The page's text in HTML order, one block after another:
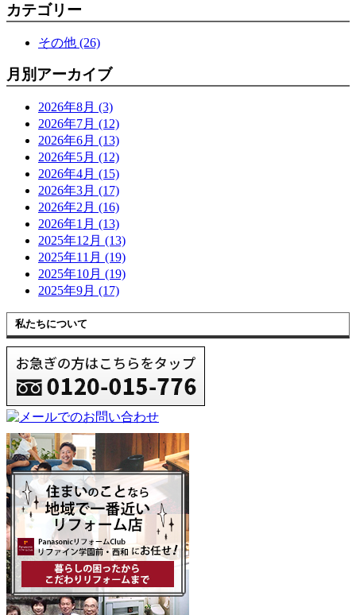
カテゴリー
その他 (26)
月別アーカイブ
2026年8月 (3)
2026年7月 (12)
2026年6月 (13)
2026年5月 (12)
2026年4月 (15)
2026年3月 (17)
2026年2月 (16)
2026年1月 (13)
2025年12月 (13)
2025年11月 (19)
2025年10月 (19)
2025年9月 (17)
私たちについて